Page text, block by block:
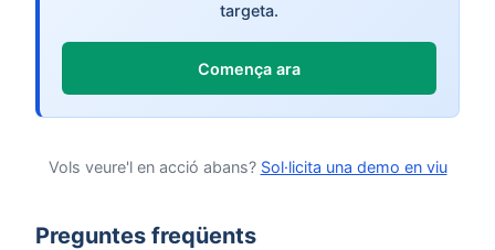
targeta.
Comença ara
Vols veure'l en acció abans? Sol·licita una demo en viu
Preguntes freqüents